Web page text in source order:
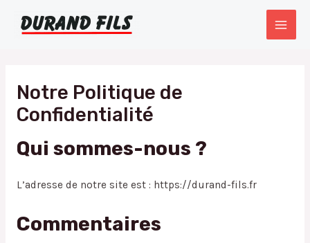
Notre Politique de
Confidentialité
Qui sommes-nous ?
L’adresse de notre site est : https://durand-fils.fr
Commentaires